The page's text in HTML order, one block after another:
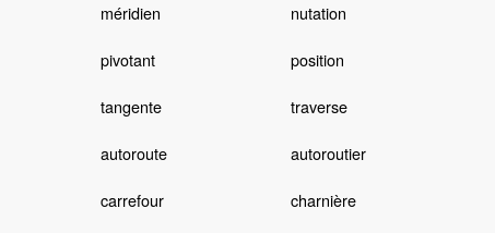
méridien nutation
pivotant position
tangente traverse
autoroute autoroutier
carrefour charnière